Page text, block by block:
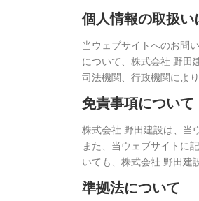
個人情報の取扱い
当ウェブサイトへのお問
について、株式会社 野田
司法機関、行政機関によ
免責事項について
株式会社 野田建設は、当
また、当ウェブサイトに
いても、株式会社 野田建
準拠法について